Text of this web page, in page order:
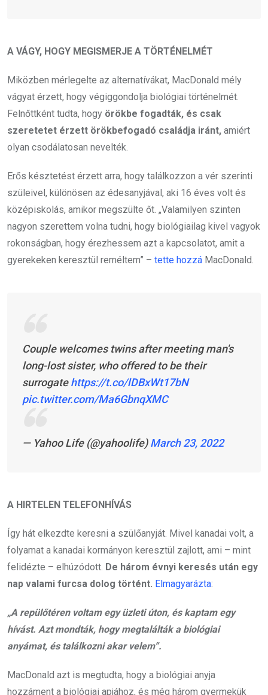
A VÁGY, HOGY MEGISMERJE A TÖRTÉNELMÉT
Miközben mérlegelte az alternatívákat, MacDonald mély
vágyat érzett, hogy végiggondolja biológiai történelmét.
Felnőttként tudta, hogy örökbe fogadták, és csak
szeretetet érzett örökbefogadó családja iránt, amiért
olyan csodálatosan nevelték.
Erős késztetést érzett arra, hogy találkozzon a vér szerinti
szüleivel, különösen az édesanyjával, aki 16 éves volt és
középiskolás, amikor megszülte őt. „Valamilyen szinten
nagyon szerettem volna tudni, hogy biológiailag kivel vagyok
rokonságban, hogy érezhessem azt a kapcsolatot, amit a
gyerekeken keresztül reméltem” – tette hozzá MacDonald.
Couple welcomes twins after meeting man's
long-lost sister, who offered to be their
surrogatehttps://t.co/lDBxWt17bN
pic.twitter.com/Ma6GbnqXMC
— Yahoo Life (@yahoolife)March 23, 2022
A HIRTELEN TELEFONHÍVÁS
Így hát elkezdte keresni a szülőanyját. Mivel kanadai volt, a
folyamat a kanadai kormányon keresztül zajlott, ami – mint
felidézte – elhúzódott. De három évnyi keresés után egy
nap valami furcsa dolog történt. Elmagyarázta:
„A repülőtéren voltam egy üzleti úton, és kaptam egy
hívást. Azt mondták, hogy megtalálták a biológiai
anyámat, és találkozni akar velem”.
MacDonald azt is megtudta, hogy a biológiai anyja
hozzáment a biológiai apjához, és még három gyermekük